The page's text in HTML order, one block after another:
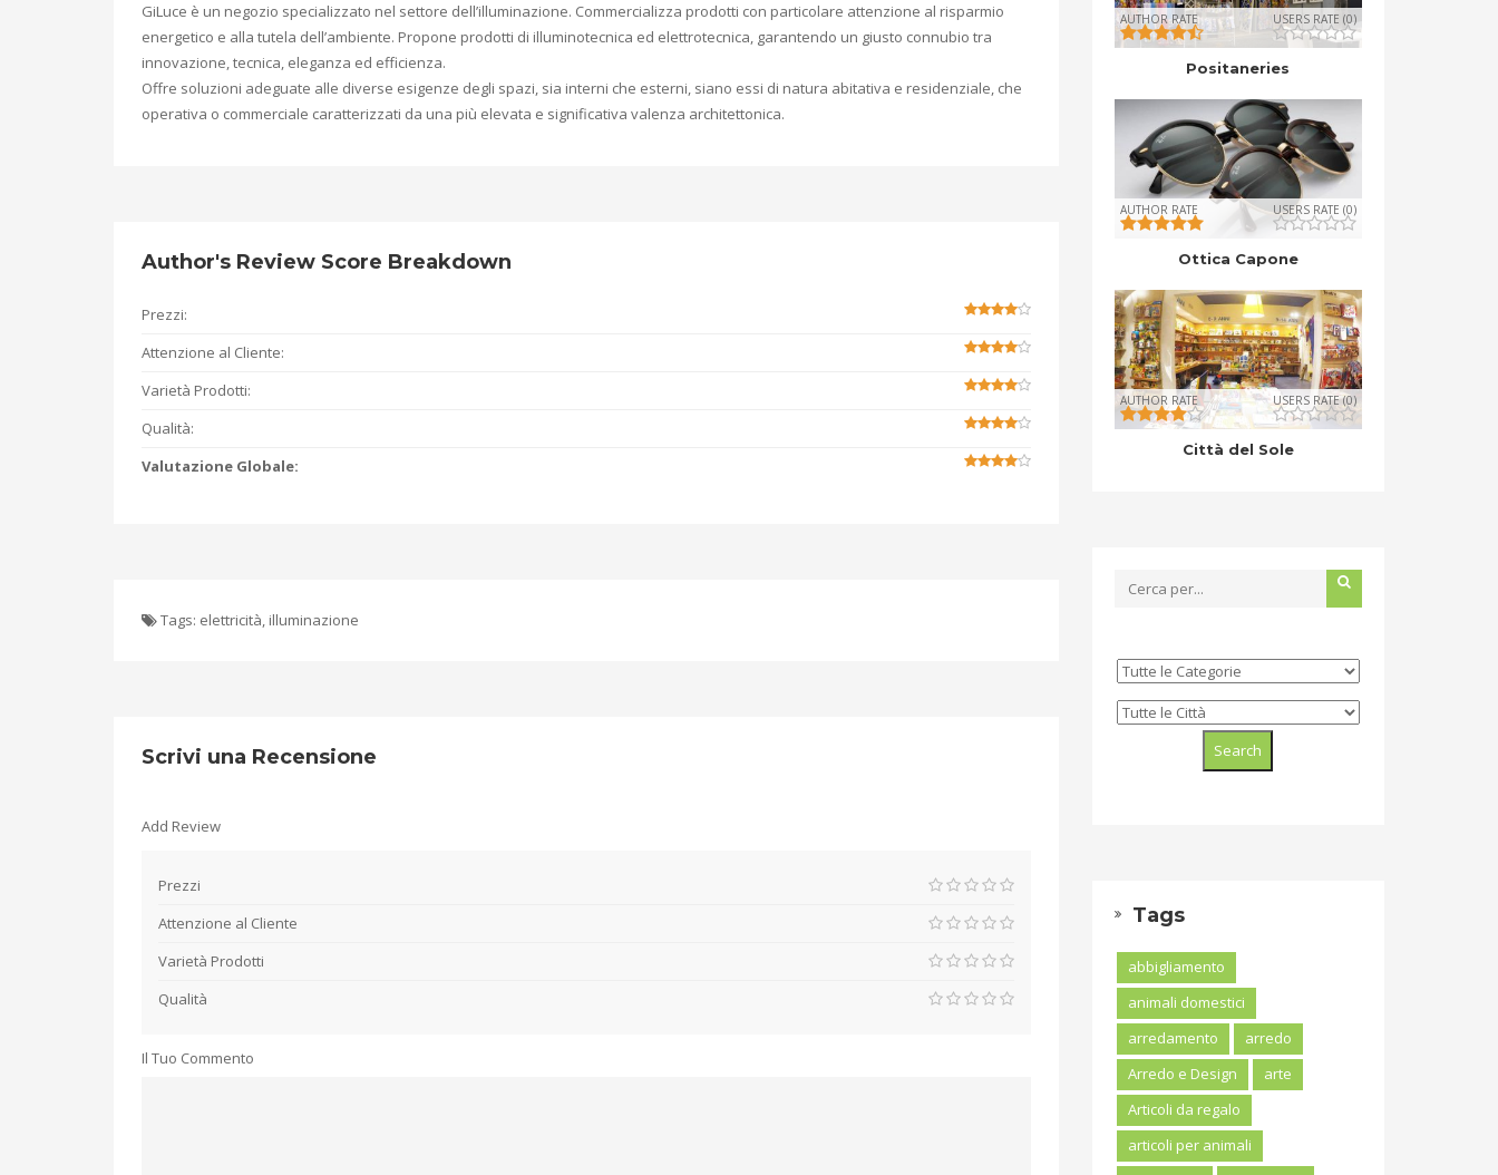
GiLuce è un negozio specializzato nel settore dell’illuminazione. Commercializza prodotti con particolare attenzione al risparmio
energetico e alla tutela dell’ambiente. Propone prodotti di illuminotecnica ed elettrotecnica, garantendo un giusto connubio tra
innovazione, tecnica, eleganza ed efficienza.
Offre soluzioni adeguate alle diverse esigenze degli spazi, sia interni che esterni, siano essi di natura abitativa e residenziale, che
operativa o commerciale caratterizzati da una più elevata e significativa valenza architettonica.
Author's Review Score Breakdown
Prezzi:
Attenzione al Cliente:
Varietà Prodotti:
Qualità:
Valutazione Globale:
Tags: elettricità, illuminazione
Scrivi una Recensione
Add Review
Prezzi
Attenzione al Cliente
Varietà Prodotti
Qualità
Il Tuo Commento
AUTHOR RATE USERS RATE (0)
Positaneries
AUTHOR RATE USERS RATE (0)
Ottica Capone
AUTHOR RATE USERS RATE (0)
Città del Sole
Tags
abbigliamento
animali domestici
arredamento
arredo
Arredo e Design
arte
Articoli da regalo
articoli per animali